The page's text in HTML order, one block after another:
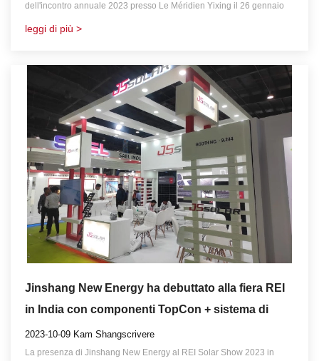
dell'incontro annuale 2023 presso Le Méridien Yixing il 26 gennaio
leggi di più >
Jinshang New Energy ha debuttato alla fiera REI
in India con componenti TopCon + sistema di
accumulo dell'energia
2023-10-09 Kam Shangscrivere
La presenza di Jinshang New Energy al REI Solar Show 2023 in